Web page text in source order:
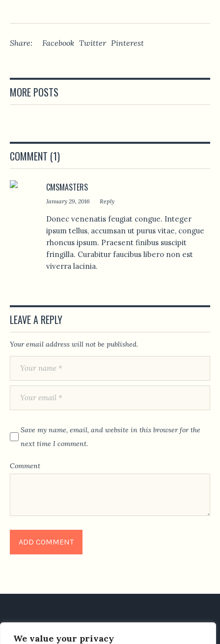
We value your privacy
Share: Facebook Twitter Pinterest
MORE POSTS
COMMENT (1)
CMSMASTERS
January 29, 2016 Reply
Donec venenatis feugiat congue. Integer
ipsum tellus, accumsan ut purus vitae, congue
rhoncus ipsum. Praesent finibus suscipit
fringilla. Curabitur faucibus libero non est
viverra lacinia.
LEAVE A REPLY
Your email address will not be published.
Save my name, email, and website in this browser for the
next time I comment.
Comment